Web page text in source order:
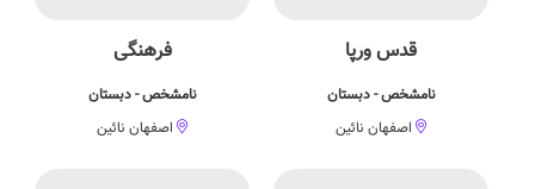
قدس ورپا
نامشخص - دبستان
اصفهان نائین
فرهنگی
نامشخص - دبستان
اصفهان نائین